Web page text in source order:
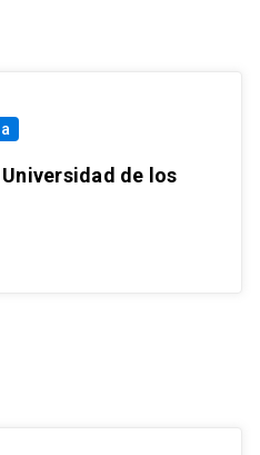
de los